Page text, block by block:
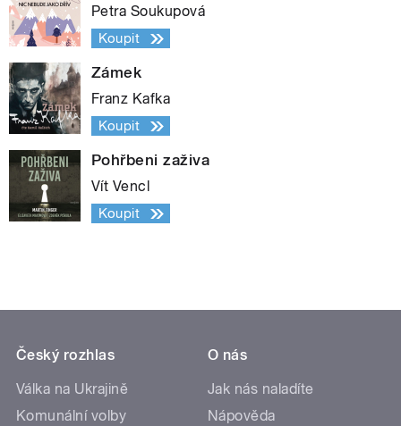
Petra Soukupová
Koupit
Zámek
Franz Kafka
Koupit
Pohřbeni zaživa
Vít Vencl
Koupit
Český rozhlas
Válka na Ukrajině
Komunální volby
O nás
Jak nás naladíte
Nápověda